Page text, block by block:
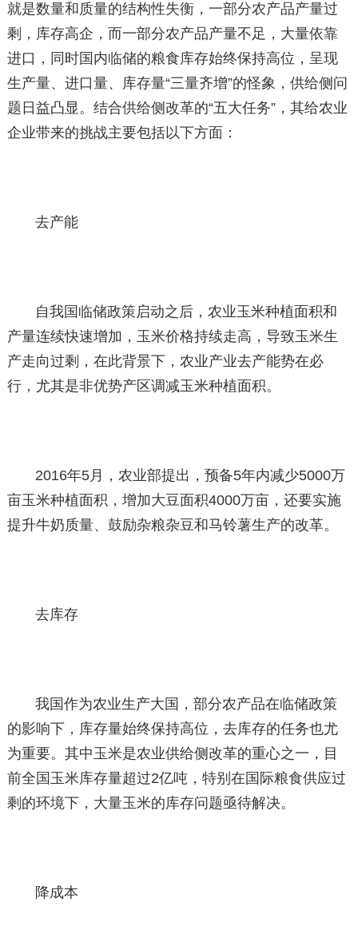
就是数量和质量的结构性失衡，一部分农产品产量过
剩，库存高企，而一部分农产品产量不足，大量依靠
进口，同时国内临储的粮食库存始终保持高位，呈现
生产量、进口量、库存量“三量齐增”的怪象，供给侧问
题日益凸显。结合供给侧改革的“五大任务”，其给农业
企业带来的挑战主要包括以下方面：
去产能
自我国临储政策启动之后，农业玉米种植面积和
产量连续快速增加，玉米价格持续走高，导致玉米生
产走向过剩，在此背景下，农业产业去产能势在必
行，尤其是非优势产区调减玉米种植面积。
2016年5月，农业部提出，预备5年内减少5000万
亩玉米种植面积，增加大豆面积4000万亩，还要实施
提升牛奶质量、鼓励杂粮杂豆和马铃薯生产的改革。
去库存
我国作为农业生产大国，部分农产品在临储政策
的影响下，库存量始终保持高位，去库存的任务也尤
为重要。其中玉米是农业供给侧改革的重心之一，目
前全国玉米库存量超过2亿吨，特别在国际粮食供应过
剩的环境下，大量玉米的库存问题亟待解决。
降成本